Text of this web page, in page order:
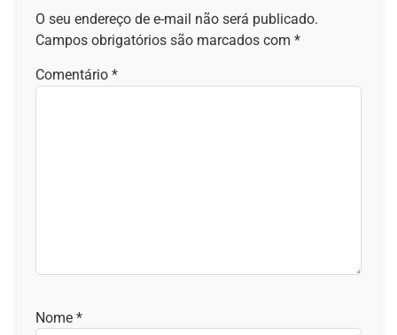
O seu endereço de e-mail não será publicado.
Campos obrigatórios são marcados com *
Comentário *
Nome *